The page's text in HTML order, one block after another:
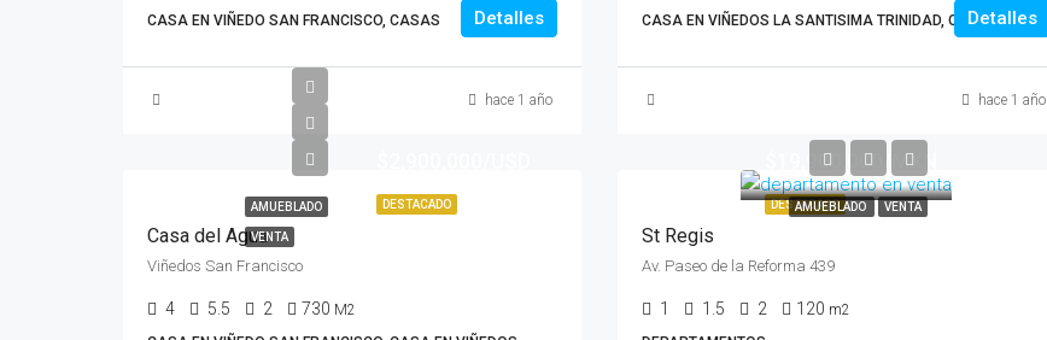
CASA EN VIÑEDO SAN FRANCISCO, CASAS
Detalles
hace 1 año
CASA EN VIÑEDOS LA SANTISIMA TRINIDAD, CASASDetalles
hace 1 año
DESTACADO
AMUEBLADO
VENTA
Casa del Agua
Viñedos San Francisco
4 5.5 2 730 M2
DESTACADO
AMUEBLADO VENTA
$19,900,000/MXN
St Regis
Av. Paseo de la Reforma 439
1 1.5 2 120 m2